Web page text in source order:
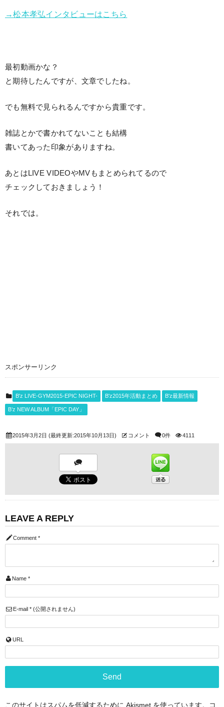
→松本孝弘インタビューはこちら
最初動画かな？
と期待したんですが、文章でしたね。
でも無料で見られるんですから貴重です。
雑誌とかで書かれてないことも結構
書いてあった印象がありますね。
あとはLIVE VIDEOやMVもまとめられてるので
チェックしておきましょう！
それでは。
スポンサーリンク
B'z LIVE-GYM2015-EPIC NIGHT- B'z2015年活動まとめ B'z最新情報
B’z NEW ALBUM「EPIC DAY」
2015年3月2日 (最終更新:2015年10月13日) コメント 0件 4111
LEAVE A REPLY
Comment *
Name *
E-mail *(公開されません)
URL
このサイトはスパムを低減するために Akismet を使っています。 コ